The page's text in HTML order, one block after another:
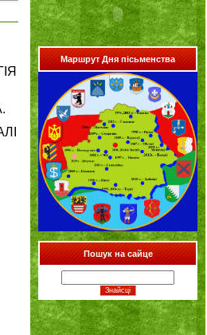
Маршрут Дня пісьменства
Пошук на сайце